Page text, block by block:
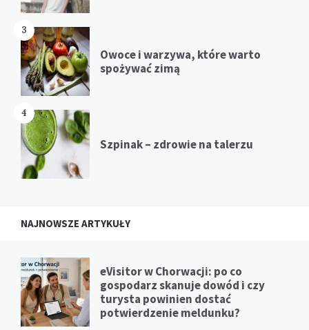
3
Owoce i warzywa, które warto
spożywać zimą
4
Szpinak – zdrowie na talerzu
NAJNOWSZE ARTYKUŁY
eVisitor w Chorwacji: po co
gospodarz skanuje dowód i czy
turysta powinien dostać
potwierdzenie meldunku?